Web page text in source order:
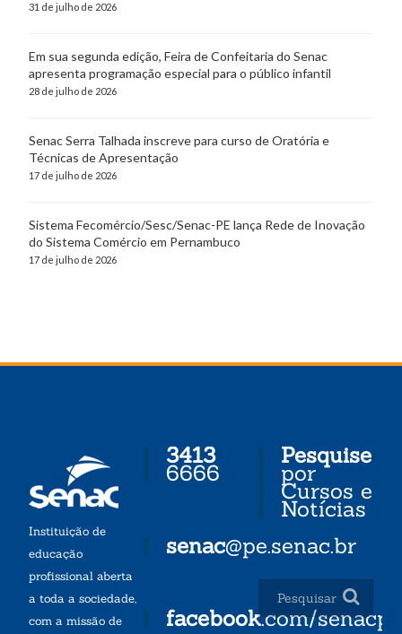
31 de julho de 2026
Em sua segunda edição, Feira de Confeitaria do Senac
apresenta programação especial para o público infantil
28 de julho de 2026
Senac Serra Talhada inscreve para curso de Oratória e
Técnicas de Apresentação
17 de julho de 2026
Sistema Fecomércio/Sesc/Senac-PE lança Rede de Inovação
do Sistema Comércio em Pernambuco
17 de julho de 2026
Instituição de
educação
profissional aberta
a toda a sociedade,
com a missão de
3413
6666
senac@pe.senac.br
facebook.com/senacpe
Pesquise
por
Cursos e
Notícias